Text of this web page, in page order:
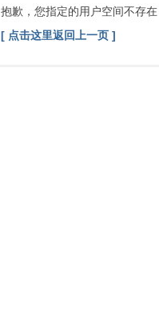
索
抱歉，您指定的用户空间不存在
[ 点击这里返回上一页 ]